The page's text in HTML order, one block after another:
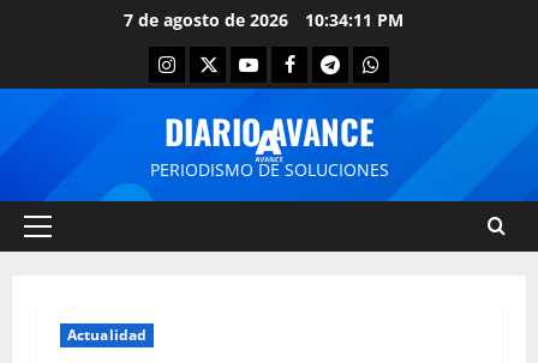
7 de agosto de 2026 10:34:11 PM
DIARIO AVANCE
PERIODISMO DE SOLUCIONES
Actualidad